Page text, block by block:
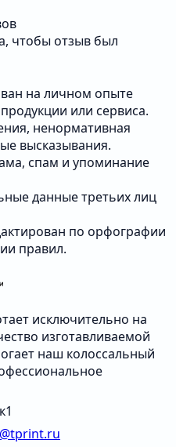
чтобы отзыв был
на личном опыте
или сервиса.
ненормативная
высказывания.
спам и упоминание
данные третьих лиц
по орфографии
правил.
исключительно на
изготавливаемой
наш колоссальный